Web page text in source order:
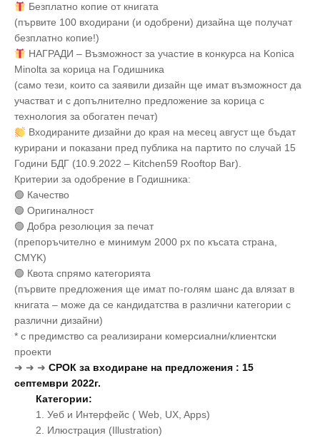
Безплатно копие от книгата
(първите 100 входирани (и одобрени) дизайна ще получат
безплатно копие!)
НАГРАДИ – Възможност за участие в конкурса на Konica
Minolta за корица на Годишника
(само тези, които са заявили дизайн ще имат възможност да
участват и с допълнително предложение за корица с
технология за обогатен печат)
Входираните дизайни до края на месец август ще бъдат
курирани и показани пред публика на партито по случай 15
Години БДГ (10.9.2022 – Kitchen59 Rooftop Bar).
Критерии за одобрение в Годишника:
🟢 Качество
🟢 Оригиналност
🟢 Добра резолюция за печат
(препоръчително e минимум 2000 px по късата страна,
CMYK)
🟢 Квота спрямо категорията
(първите предложения ще имат по-голям шанс да влязат в
книгата – може да се кандидатства в различни категории с
различни дизайни)
* с предимство са реализирани комерсиални/клиентски
проекти
➜ ➜ ➜ СРОК за входиране на предложения : 15
септември 2022г.
Категории:
1. Уеб и Интерфейс ( Web, UX, Apps)
2. Илюстрация (Illustration)